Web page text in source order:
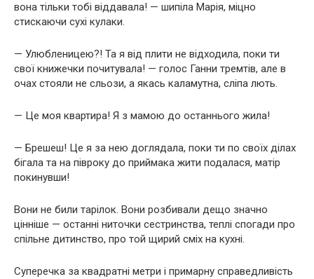
вона тільки тобі віддавала! — шипіла Марія, міцно
стискаючи сухі кулаки.
— Улюбленицею?! Та я від плити не відходила, поки ти
свої книжечки почитувала! — голос Ганни тремтів, але в
очах стояли не сльози, а якась каламутна, сліпа лють.
— Це моя квартира! Я з мамою до останнього жила!
— Брешеш! Це я за нею доглядала, поки ти по своїх ділах
бігала та на півроку до приймака жити подалася, матір
покинувши!
Вони не били тарілок. Вони розбивали дещо значно
цінніше — останні ниточки сестринства, теплі спогади про
спільне дитинство, про той щирий сміх на кухні.
Суперечка за квадратні метри і примарну справедливість